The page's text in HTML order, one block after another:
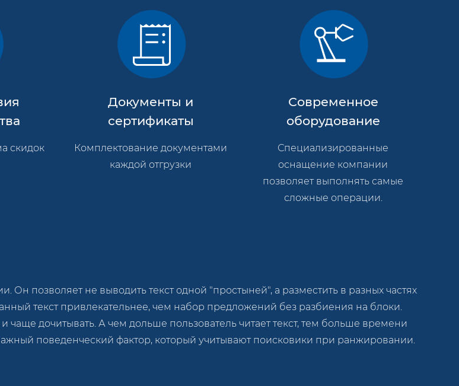
скидок
Документы и
сертификаты
Комплектование документами
каждой отгрузки
Современное
оборудование
Специализированные
оснащение компании
позволяет выполнять самые
сложные операции.
позволяет не выводить текст одной "простыней", а разместить в разных частях
текст привлекательнее, чем набор предложений без разбиения на блоки.
и чаще дочитывать. А чем дольше пользователь читает текст, тем больше времени
поведенческий фактор, который учитывают поисковики при ранжировании.